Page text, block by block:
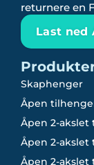
returnere en
Last ned
Skaphenger
Åpen
Åpen 2-akslet
Åpen 2-akslet
Åpen 2-akslet